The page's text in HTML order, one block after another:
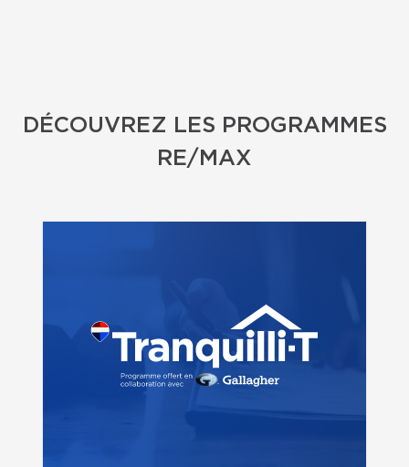
DÉCOUVREZ LES PROGRAMMES
RE/MAX